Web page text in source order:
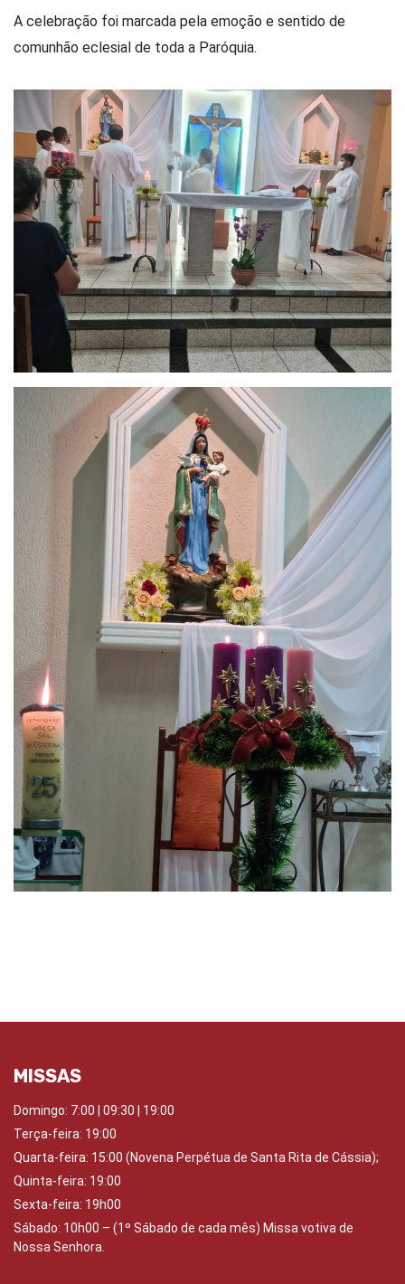
A celebração foi marcada pela emoção e sentido de
comunhão eclesial de toda a Paróquia.
MISSAS
Domingo: 7:00 | 09:30 | 19:00
Terça-feira: 19:00
Quarta-feira: 15:00 (Novena Perpétua de Santa Rita de Cássia);
Quinta-feira: 19:00
Sexta-feira: 19h00
Sábado: 10h00 – (1º Sábado de cada mês) Missa votiva de
Nossa Senhora.